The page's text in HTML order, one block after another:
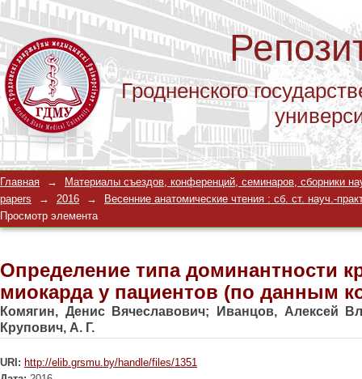
Гродненского
Определение типа доминантности
данным коронарографий)
Главная →
Материалы съездов, конференций, семинаров, сборники
papers
→ 2016 →
Весенние анатомические чтения : сб. ст. науч.-
Просмотр элемента
Определение типа доминантности
миокарда у пациентов (по данным
Комягин, Денис Вячеславович;
Иванцов, Алексей
Крупович, А. Г.
URI: http://elib.grsmu.by/handle/files/1351